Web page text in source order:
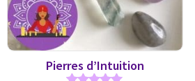
Pierres d’Intuition